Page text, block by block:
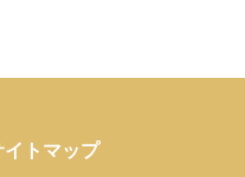
トマップ